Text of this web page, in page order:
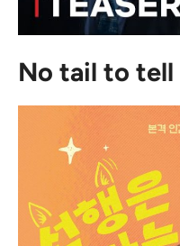
No tail to tell